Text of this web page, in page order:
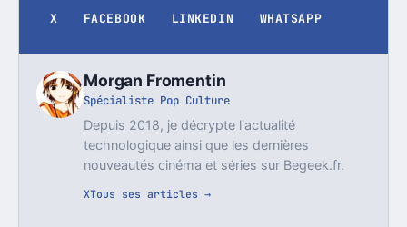
X FACEBOOK LINKEDIN WHATSAPP
Morgan Fromentin
Spécialiste Pop Culture
Depuis 2018, je décrypte l'actualité
technologique ainsi que les dernières
nouveautés cinéma et séries sur Begeek.fr.
XTous ses articles →